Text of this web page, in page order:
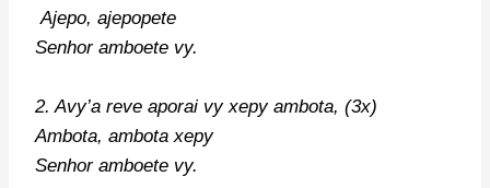
Ajepo, ajepopete
Senhor amboete vy.
2. Avy’a reve aporai vy xepy ambota, (3x)
Ambota, ambota xepy
Senhor amboete vy.